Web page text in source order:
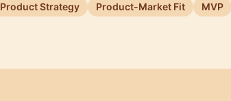
Product Strategy Product-Market Fit MVP